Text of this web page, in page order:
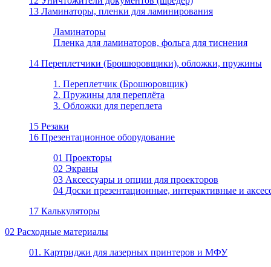
13 Ламинаторы, пленки для ламинирования
Ламинаторы
Пленка для ламинаторов, фольга для тиснения
14 Переплетчики (Брошюровщики), обложки, пружины
1. Переплетчик (Брошюровщик)
2. Пружины для переплёта
3. Обложки для переплета
15 Резаки
16 Презентационное оборудование
01 Проекторы
02 Экраны
03 Аксессуары и опции для проекторов
04 Доски презентационные, интерактивные и
17 Калькуляторы
02 Расходные материалы
01. Картриджи для лазерных принтеров и МФУ